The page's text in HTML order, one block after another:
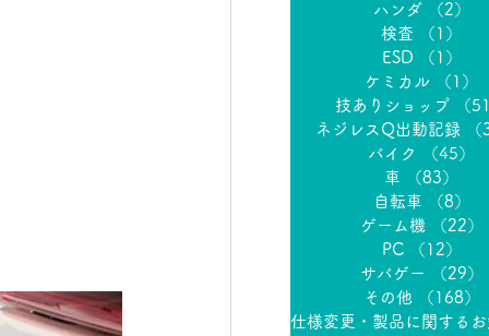
ハンダ
（2）
検査
（1）
ESD
（1）
ケミカル
（1）
技ありショップ
（
ネジレスQ出動記録
バイク
（45）
車
（83）
自転車
（8）
ゲーム機
（22）
PC
（12）
サバゲー
（29）
その他
（168）